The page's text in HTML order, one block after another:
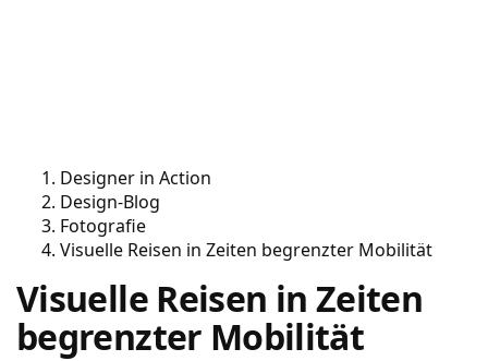
Designer in Action
Design-Blog
Fotografie
Visuelle Reisen in Zeiten begrenzter Mobilität
Visuelle Reisen in Zeiten
begrenzter Mobilität